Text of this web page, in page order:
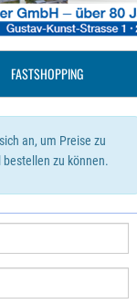
FASTSHOPPING
an, um Preise zu
bestellen zu können.